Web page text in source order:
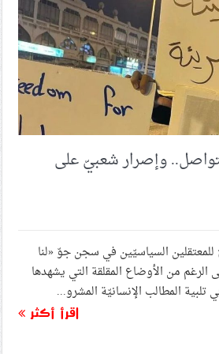
الصهيونيّة في البحرين: صرخة ضدّ
البحرين يؤكّد الالتزام العمليّ بنهج
الإحياء الواسع لذكرى الشّهيد الأقدس
الهيئة النسائيّة لائتلاف 14 فبراير: نعاهد الشهيد الأقدس على
والتمسّك بالقضيّة المركزيّة
استشهاد السيّد نصر الله: المقاومة
وإصرار شعبيّ على
السياسيّين في سجن جوّ «لنا
32 يومًا على الرغم من الأوضاع المقلقة التي يشهدها
المطالب الإنسانيّة المشرو...
اقرأ أكثر